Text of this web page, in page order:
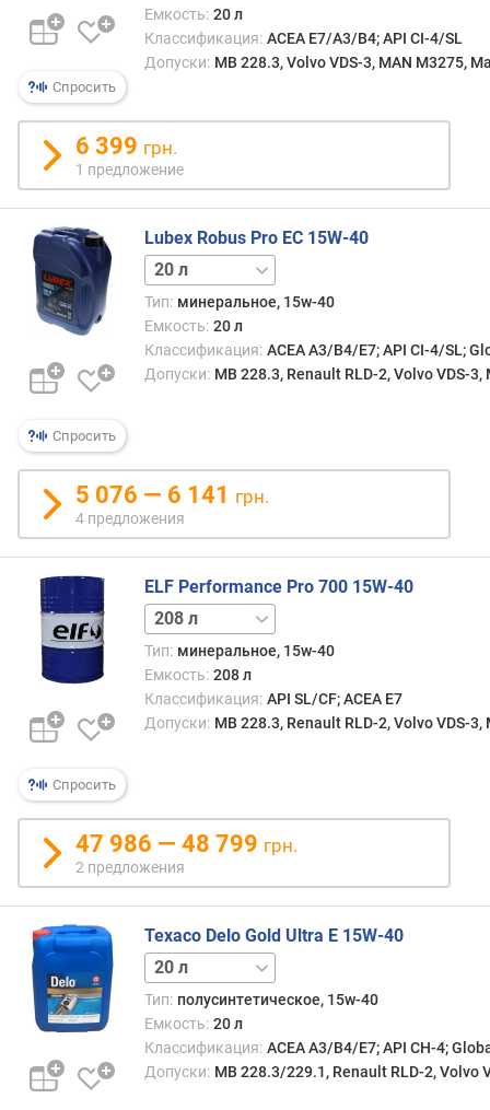
е
д
б
а
л
н
и
п
о
о
л
ч
е
с
т
р
е
д
о
ж
е
и
й
о
б
ъ
е
м
(
л
)
с
о
Спросить
Емкость: 20 л
Классификация: ACEA E7/A3/B4; API CI-4/SL
Допуски: MB 228.3, Volvo VDS-3, MAN M3275,
6 399 грн.
1 предложение
Спросить
Lubex Robus Pro EC 15W-40
5 л
Тип: минеральное, 15w-40
Емкость: 20 л
Классификация: ACEA A3/B4/E7; API CI-4/SL;
Допуски: MB 228.3, Renault RLD-2, Volvo VDS-
5 076 — 6 141 грн.
4 предложения
Спросить
ELF Performance Pro 700 15W-40
20 л
Тип: минеральное, 15w-40
Емкость: 208 л
Классификация: API SL/CF; ACEA E7
Допуски: MB 228.3, Renault RLD-2, Volvo VDS-
47 986 — 48 799 грн.
2 предложения
Texaco Delo Gold Ultra E 15W-40
5 л
Тип: полусинтетическое, 15w-40
Емкость: 20 л
Классификация: ACEA A3/B4/E7; API CH-4;
Допуски: MB 228.3/229.1, Renault RLD-2, Volvo